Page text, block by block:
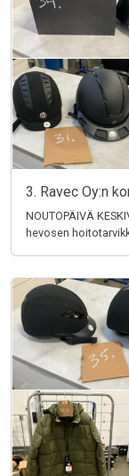
3. Ravec Oy:n
NOUTOPÄIVÄ
hevosen